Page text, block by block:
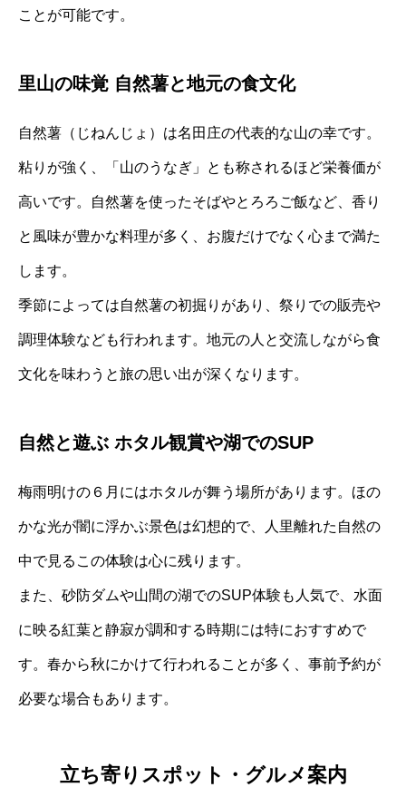
ことが可能です。
里山の味覚 自然薯と地元の食文化
自然薯（じねんじょ）は名田庄の代表的な山の幸です。
粘りが強く、「山のうなぎ」とも称されるほど栄養価が
高いです。自然薯を使ったそばやとろろご飯など、香り
と風味が豊かな料理が多く、お腹だけでなく心まで満た
します。
季節によっては自然薯の初掘りがあり、祭りでの販売や
調理体験なども行われます。地元の人と交流しながら食
文化を味わうと旅の思い出が深くなります。
自然と遊ぶ ホタル観賞や湖でのSUP
梅雨明けの６月にはホタルが舞う場所があります。ほの
かな光が闇に浮かぶ景色は幻想的で、人里離れた自然の
中で見るこの体験は心に残ります。
また、砂防ダムや山間の湖でのSUP体験も人気で、水面
に映る紅葉と静寂が調和する時期には特におすすめで
す。春から秋にかけて行われることが多く、事前予約が
必要な場合もあります。
立ち寄りスポット・グルメ案内